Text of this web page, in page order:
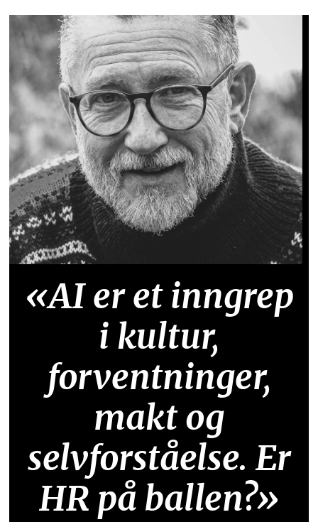
«AI er et inngrep
i kultur,
forventninger,
makt og
selvforståelse. Er
HR på ballen?»